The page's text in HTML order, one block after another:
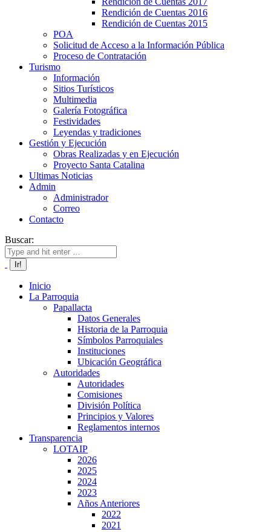
Rendición de Cuentas 2016
Rendición de Cuentas 2015
POA
Solicitud de Acceso a la Información Pública
Proceso de Contratación
Turismo
Información
Sitios Turísticos
Multimedia
Galería Fotográfica
Festividades
Leyendas y tradiciones
Gestión y Ejecución
Obras Realizadas y en Ejecución
Proyecto Santa Catalina
Ultimas Noticias
Admin
Administrador
Correo
Contacto
Buscar:
Inicio
La Parroquia
Papallacta
Datos Generales
Historia de la Parroquia
Símbolos Parroquiales
Instituciones
Ubicación Geográfica
Autoridades
Autoridades
Comisiones
División Política
Principios y Valores
Reglamentos internos
Transparencia
LOTAIP
2026
2025
2024
2023
Años Anteriores
2022
2021